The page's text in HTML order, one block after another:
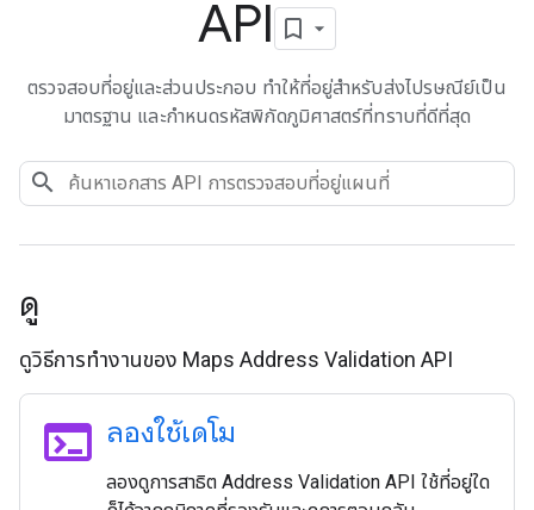
API
ตรวจสอบที่อยู่และส่วนประกอบ ทำให้ที่อยู่สำหรับส่งไปรษณีย์เป็น
มาตรฐาน และกำหนดรหัสพิกัดภูมิศาสตร์ที่ทราบที่ดีที่สุด
ดู
ดูวิธีการทำงานของ Maps Address Validation API
terminal ลองใช้เดโม
ลองดูการสาธิต Address Validation API ใช้ที่อยู่ใด